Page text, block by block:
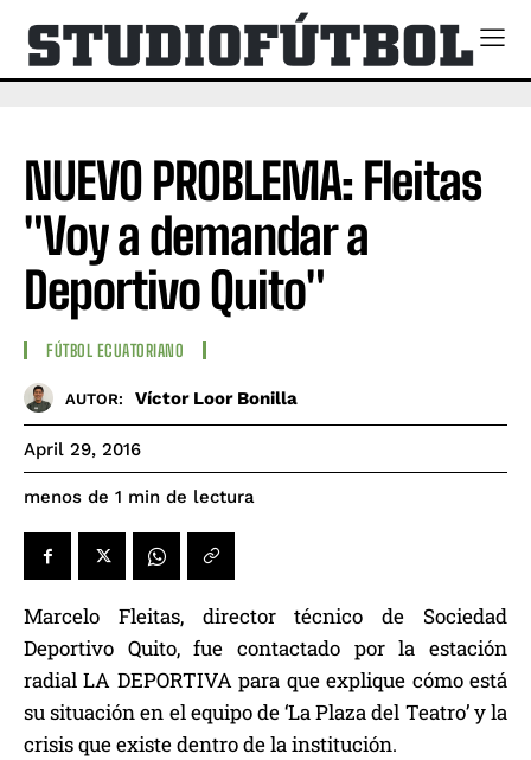
NUEVO PROBLEMA: Fleitas
"Voy a demandar a
Deportivo Quito"
FÚTBOL ECUATORIANO
AUTOR: Víctor Loor Bonilla
April 29, 2016
menos de 1 min de lectura
Marcelo Fleitas, director técnico de Sociedad
Deportivo Quito, fue contactado por la estación
radial LA DEPORTIVA para que explique cómo está
su situación en el equipo de ‘La Plaza del Teatro’ y la
crisis que existe dentro de la institución.